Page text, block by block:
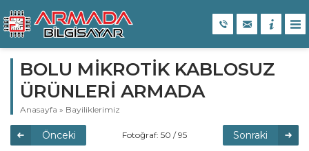
BOLU MİKROTİK KABLOSUZ
ÜRÜNLERİ ARMADA
Anasayfa » Bayiliklerimiz
Önceki Fotoğraf: 50 / 95 Sonraki